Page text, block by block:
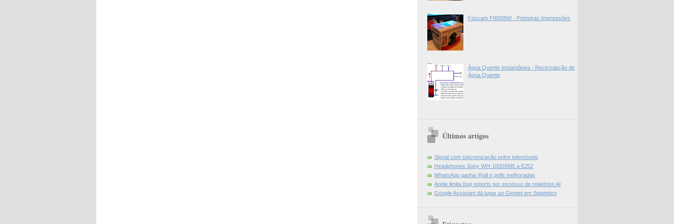
Foscam FI8908W - Primeiras Impressões
Água Quente Instantânea - Recirculação de
Água Quente
Últimos artigos
Signal com sincronização entre telemóveis
Headphones Sony WH-1000XM5 a €252
WhatsApp ganha @all e polls melhoradas
Apple limita bug reports por excesso de relatórios AI
Google Assistant dá lugar ao Gemini em Setembro